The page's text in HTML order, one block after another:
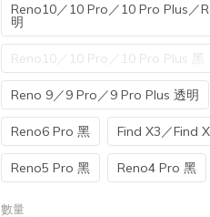
Reno10／10 Pro／10 Pro Plus／
明
Reno10／10 Pro／10 Pro Plus 黑
Reno 9／9 Pro／9 Pro Plus 透明
Reno6 Pro 黑 Find X3／Find
Reno5 Pro 黑 Reno4 Pro 黑
數量